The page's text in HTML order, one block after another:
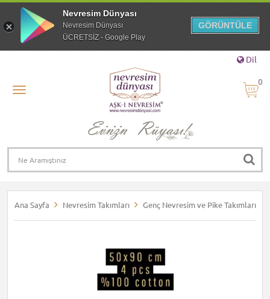
Dil
0
Ana Sayfa Nevresim Takımları Genç Nevresim ve Pike Takımları
Nevresim Dünyası
Nevresim Dünyası
ÜCRETSİZ - Google Play
GÖRÜNTÜLE